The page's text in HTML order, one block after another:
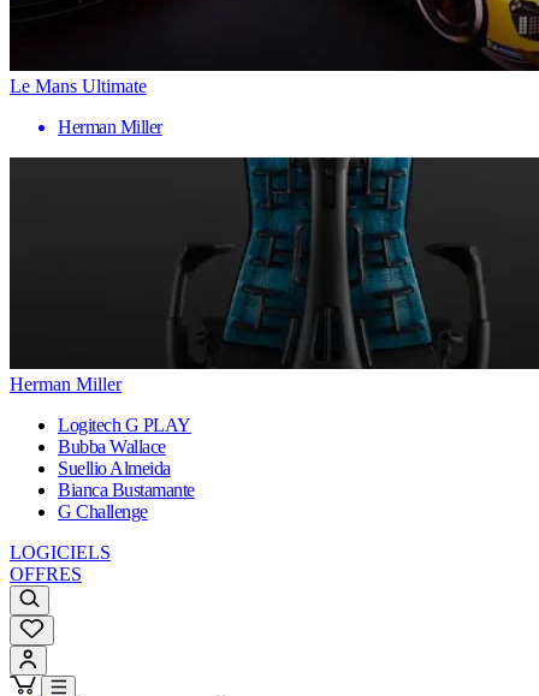
Le Mans Ultimate
Herman Miller
Herman Miller
Logitech G PLAY
Bubba Wallace
Suellio Almeida
Bianca Bustamante
G Challenge
LOGICIELS
OFFRES